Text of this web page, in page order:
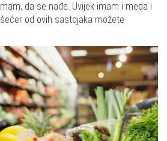
da se nađe. Uvijek imam i meda i
od ovih sastojaka možete